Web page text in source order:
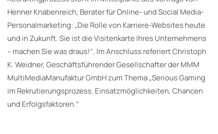
Henner Knabenreich, Berater für Online- und Social Media-
Personalmarketing: „Die Rolle von Karriere-Websites heute
und in Zukunft. Sie ist die Visitenkarte Ihres Unternehmens
– machen Sie was draus!“. Im Anschluss referiert Christoph
K. Weidner, Geschäftsführender Gesellschafter der MMM
MultiMediaManufaktur GmbH zum Thema „Serious Gaming
im Rekrutierungsprozess. Einsatzmöglichkeiten, Chancen
und Erfolgsfaktoren.“